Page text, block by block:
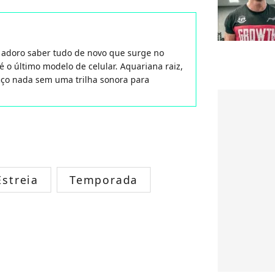
saber tudo de novo que surge no
o último modelo de celular. Aquariana raiz,
nada sem uma trilha sonora para
Temporada